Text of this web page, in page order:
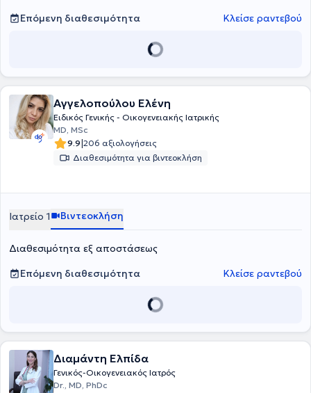
Επόμενη διαθεσιμότητα
Κλείσε ραντεβού
Αγγελοπούλου Ελένη
Ειδικός Γενικής - Οικογενειακής Ιατρικής
MD, MSc
9.9|206 αξιολογήσεις
Διαθεσιμότητα για βιντεοκλήση
Ιατρείο 1 Βιντεοκλήση
Διαθεσιμότητα εξ αποστάσεως
Επόμενη διαθεσιμότητα
Κλείσε ραντεβού
Διαμάντη Ελπίδα
Γενικός-Οικογενειακός Ιατρός
Dr., MD, PhDc